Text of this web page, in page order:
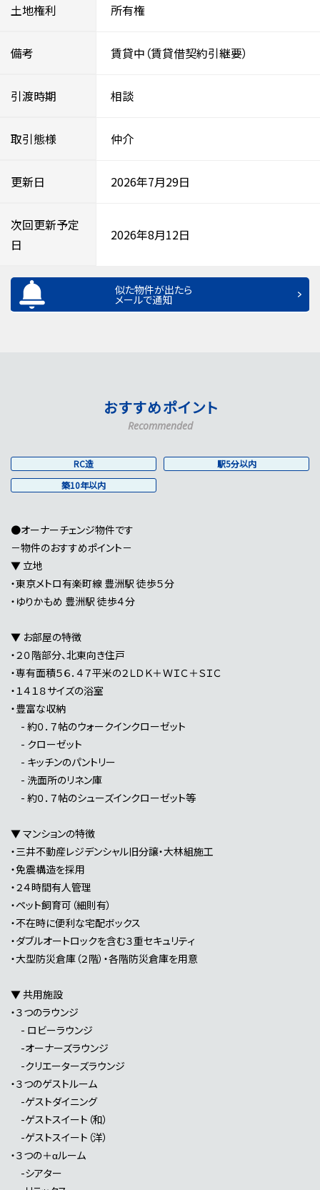
土地権利 所有権
備考 賃貸中（賃貸借契約引継要）
引渡時期 相談
取引態様 仲介
更新日 2026年7月29日
次回更新予定
日
2026年8月12日
似た物件が出たら
メールで通知
おすすめポイント
Recommended
RC造
駅5分以内
築10年以内
●オーナーチェンジ物件です
－物件のおすすめポイント－
▼ 立地
・東京メトロ有楽町線 豊洲駅 徒歩５分
・ゆりかもめ 豊洲駅 徒歩４分
▼ お部屋の特徴
・２０階部分、北東向き住戸
・専有面積５６．４７平米の２ＬＤＫ＋ＷＩＣ＋ＳＩＣ
・１４１８サイズの浴室
・豊富な収納
- 約０．７帖のウォークインクローゼット
- クローゼット
- キッチンのパントリー
- 洗面所のリネン庫
- 約０．７帖のシューズインクローゼット等
▼ マンションの特徴
・三井不動産レジデンシャル旧分譲・大林組施工
・免震構造を採用
・２４時間有人管理
・ペット飼育可（細則有）
・不在時に便利な宅配ボックス
・ダブルオートロックを含む３重セキュリティ
・大型防災倉庫（２階）・各階防災倉庫を用意
▼ 共用施設
・３つのラウンジ
- ロビーラウンジ
-オーナーズラウンジ
-クリエーターズラウンジ
・３つのゲストルーム
-ゲストダイニング
-ゲストスイート（和）
-ゲストスイート（洋）
・３つの＋αルーム
-シアター